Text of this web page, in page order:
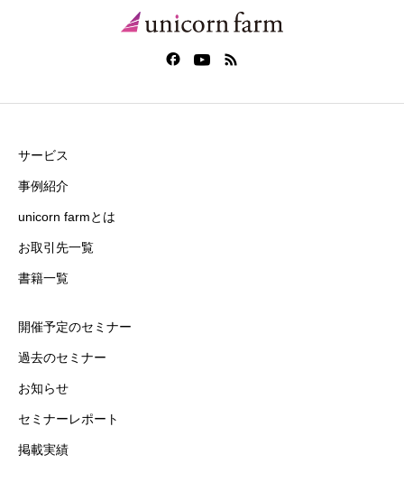
サービス
事例紹介
unicorn farmとは
お取引先一覧
書籍一覧
開催予定のセミナー
過去のセミナー
お知らせ
セミナーレポート
掲載実績